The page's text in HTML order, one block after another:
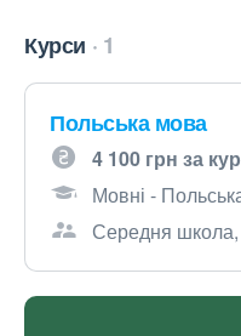
Курси 1
Польська мова
4 100 грн за
Мовні -
Середня школа,